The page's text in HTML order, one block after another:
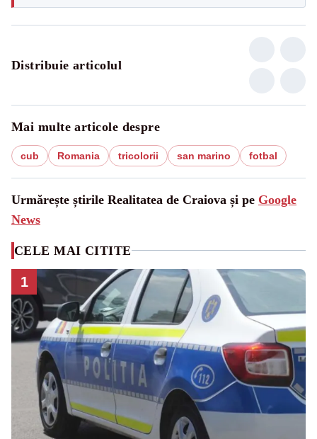
Distribuie articolul
Mai multe articole despre
cub Romania tricolorii san marino fotbal
Urmărește știrile Realitatea de Craiova și pe Google
News
CELE MAI CITITE
1